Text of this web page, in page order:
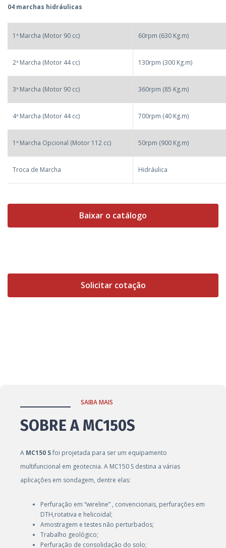
04 marchas hidráulicas
1ª Marcha (Motor 90 cc) 60rpm (630 Kg.m)
2ª Marcha (Motor 44 cc) 130rpm (300 Kg.m)
3ª Marcha (Motor 90 cc) 360rpm (85 Kg.m)
4ª Marcha (Motor 44 cc) 700rpm (40 Kg.m)
1ª Marcha Opcional (Motor 112 cc) 50rpm (900 Kg.m)
Troca de Marcha Hidráulica
Baixar o catálogo
Solicitar cotação
SAIBA MAIS
SOBRE A MC150S
A MC150 Sfoi projetada para ser um equipamento
multifuncional em geotecnia. A MC150 S destina a várias
aplicações em sondagem, dentre elas:
Perfuração em “wireline” , convencionais, perfurações em
DTH,rotativa e helicoidal;
Amostragem e testes não perturbados;
Trabalho geológico;
Perfuração de consolidação do solo;